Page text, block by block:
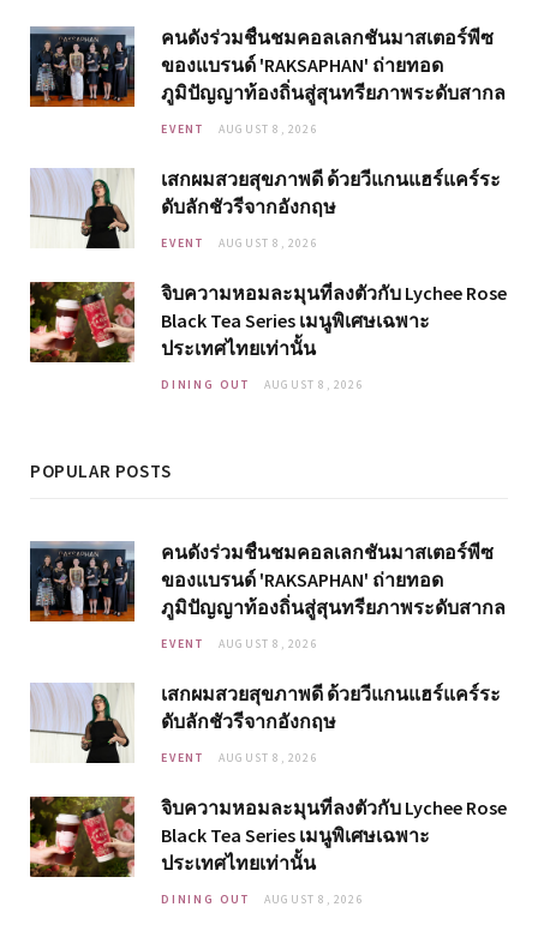
คนดังร่วมชื่นชมคอลเลกชันมาสเตอร์พีซ
ของแบรนด์ 'RAKSAPHAN' ถ่ายทอด
ภูมิปัญญาท้องถิ่นสู่สุนทรียภาพระดับสากล
EVENT AUGUST 8, 2026
เสกผมสวยสุขภาพดี ด้วยวีแกนแฮร์แคร์ระ
ดับลักชัวรีจากอังกฤษ
EVENT AUGUST 8, 2026
จิบความหอมละมุนที่ลงตัวกับ Lychee Rose
Black Tea Series เมนูพิเศษเฉพาะ
ประเทศไทยเท่านั้น
DINING OUT AUGUST 8, 2026
POPULAR POSTS
คนดังร่วมชื่นชมคอลเลกชันมาสเตอร์พีซ
ของแบรนด์ 'RAKSAPHAN' ถ่ายทอด
ภูมิปัญญาท้องถิ่นสู่สุนทรียภาพระดับสากล
EVENT AUGUST 8, 2026
เสกผมสวยสุขภาพดี ด้วยวีแกนแฮร์แคร์ระ
ดับลักชัวรีจากอังกฤษ
EVENT AUGUST 8, 2026
จิบความหอมละมุนที่ลงตัวกับ Lychee Rose
Black Tea Series เมนูพิเศษเฉพาะ
ประเทศไทยเท่านั้น
DINING OUT AUGUST 8, 2026